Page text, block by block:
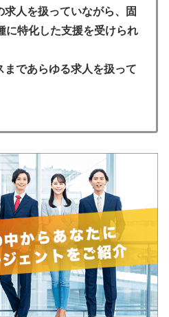
人を扱っていながら、固
に特化した支援を受けられ
まであらゆる求人を扱って